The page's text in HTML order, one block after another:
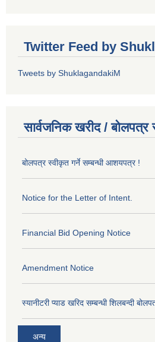
Twitter Feed by
Tweets by ShuklagandakiM
सार्वजनिक खरीद / बोलपत्र
बोलपत्र स्वीकृत गर्ने सम्बन्धी आशयपत्र !
Notice for the Letter of Intent.
Financial Bid Opening Notice
Amendment Notice
स्यानीटरी प्याड खरिद सम्बन्धी शिलबन्दी
अन्य